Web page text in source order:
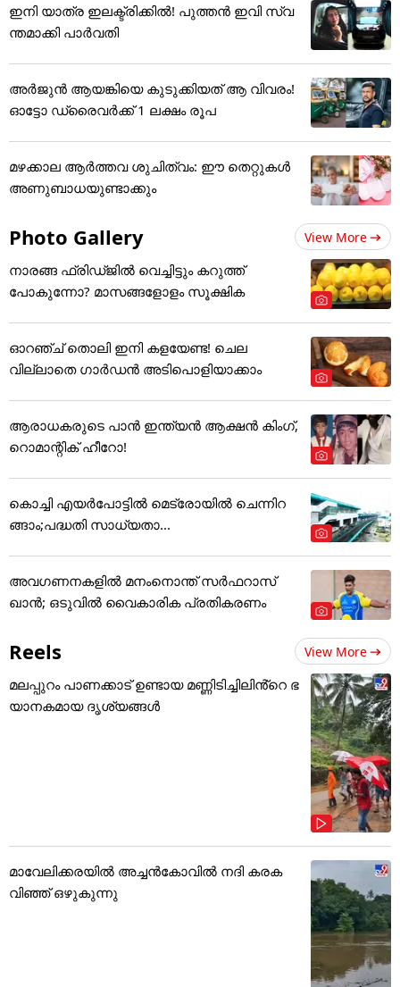
ഇനി യാത്ര ഇലക്ട്രിക്കിൽ! പുത്തൻ ഇവി സ്വ
ന്തമാക്കി പാർവതി
അർജുൻ ആയങ്കിയെ കുടുക്കിയത് ആ വിവരം!
ഓട്ടോ ഡ്രൈവർക്ക് 1 ലക്ഷം രൂപ
മഴക്കാല ആർത്തവ ശുചിത്വം: ഈ തെറ്റുകൾ
അണുബാധയുണ്ടാക്കും
Photo Gallery View More
നാരങ്ങ ഫ്രിഡ്ജിൽ വെച്ചിട്ടും കറുത്ത്
പോകുന്നോ? മാസങ്ങളോളം സൂക്ഷിക
ഓറഞ്ച് തൊലി ഇനി കളയേണ്ട! ചെല
വില്ലാതെ ഗാർഡൻ അടിപൊളിയാക്കാം
ആരാധകരുടെ പാൻ ഇന്ത്യൻ ആക്ഷൻ കിംഗ്,
റൊമാന്റിക് ഹീറോ!
കൊച്ചി എയര്‍പോട്ടില്‍ മെട്രോയില്‍ ചെന്നിറ
ങ്ങാം;പദ്ധതി സാധ്യതാ...
അവഗണനകളില്‍ മനംനൊന്ത് സര്‍ഫറാസ്
ഖാന്‍; ഒടുവില്‍ വൈകാരിക പ്രതികരണം
Reels View More
മലപ്പുറം പാണക്കാട് ഉണ്ടായ മണ്ണിടിച്ചിലിൻ്റെ ഭ
യാനകമായ ദൃശ്യങ്ങൾ
മാവേലിക്കരയിൽ അച്ചൻകോവിൽ നദി കരക
വിഞ്ഞ് ഒഴുകുന്നു